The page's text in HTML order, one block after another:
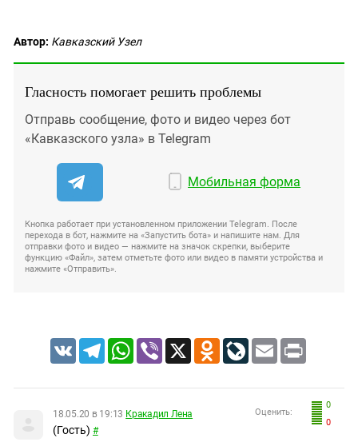
Автор: Кавказский Узел
Гласность помогает решить проблемы
Отправь сообщение, фото и видео через бот
«Кавказского узла» в Telegram
Мобильная форма
Кнопка работает при установленном приложении Telegram. После
перехода в бот, нажмите на «Запустить бота» и напишите нам. Для
отправки фото и видео — нажмите на значок скрепки, выберите
функцию «Файл», затем отметьте фото или видео в памяти устройства и
нажмите «Отправить».
VK TelegramWhatsApp
Viber X Odnoklassniki
LiveJournal
Email Print
0
0
Оценить:
18.05.20 в 19:13 Кракадил Лена
(Гость) #